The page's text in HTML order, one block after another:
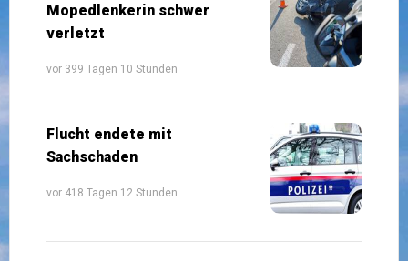
Mopedlenkerin schwer
verletzt
vor 399 Tagen 10 Stunden
Flucht endete mit
Sachschaden
vor 418 Tagen 12 Stunden